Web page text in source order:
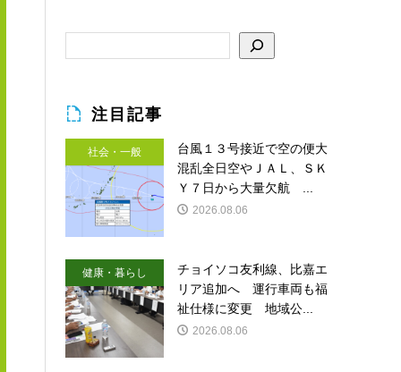
注目記事
社会・一般
台風１３号接近で空の便大
混乱全日空やＪＡＬ、ＳＫ
Ｙ７日から大量欠航 ...
2026.08.06
健康・暮らし
チョイソコ友利線、比嘉エ
リア追加へ 運行車両も福
祉仕様に変更 地域公...
2026.08.06